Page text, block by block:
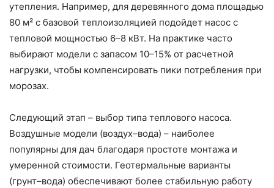
утепления. Например, для деревянного дома площадью
80 м² с базовой теплоизоляцией подойдет насос с
тепловой мощностью 6–8 кВт. На практике часто
выбирают модели с запасом 10–15% от расчетной
нагрузки, чтобы компенсировать пики потребления при
морозах.
Следующий этап – выбор типа теплового насоса.
Воздушные модели (воздух–вода) – наиболее
популярны для дач благодаря простоте монтажа и
умеренной стоимости. Геотермальные варианты
(грунт–вода) обеспечивают более стабильную работу